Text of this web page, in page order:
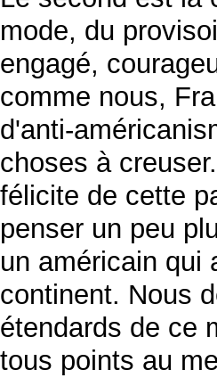
mode, du
engagé,
comme nous,
d'anti-
choses à
félicite de cette
penser un peu
un américain qui
continent. Nous
étendards de ce
tous points au